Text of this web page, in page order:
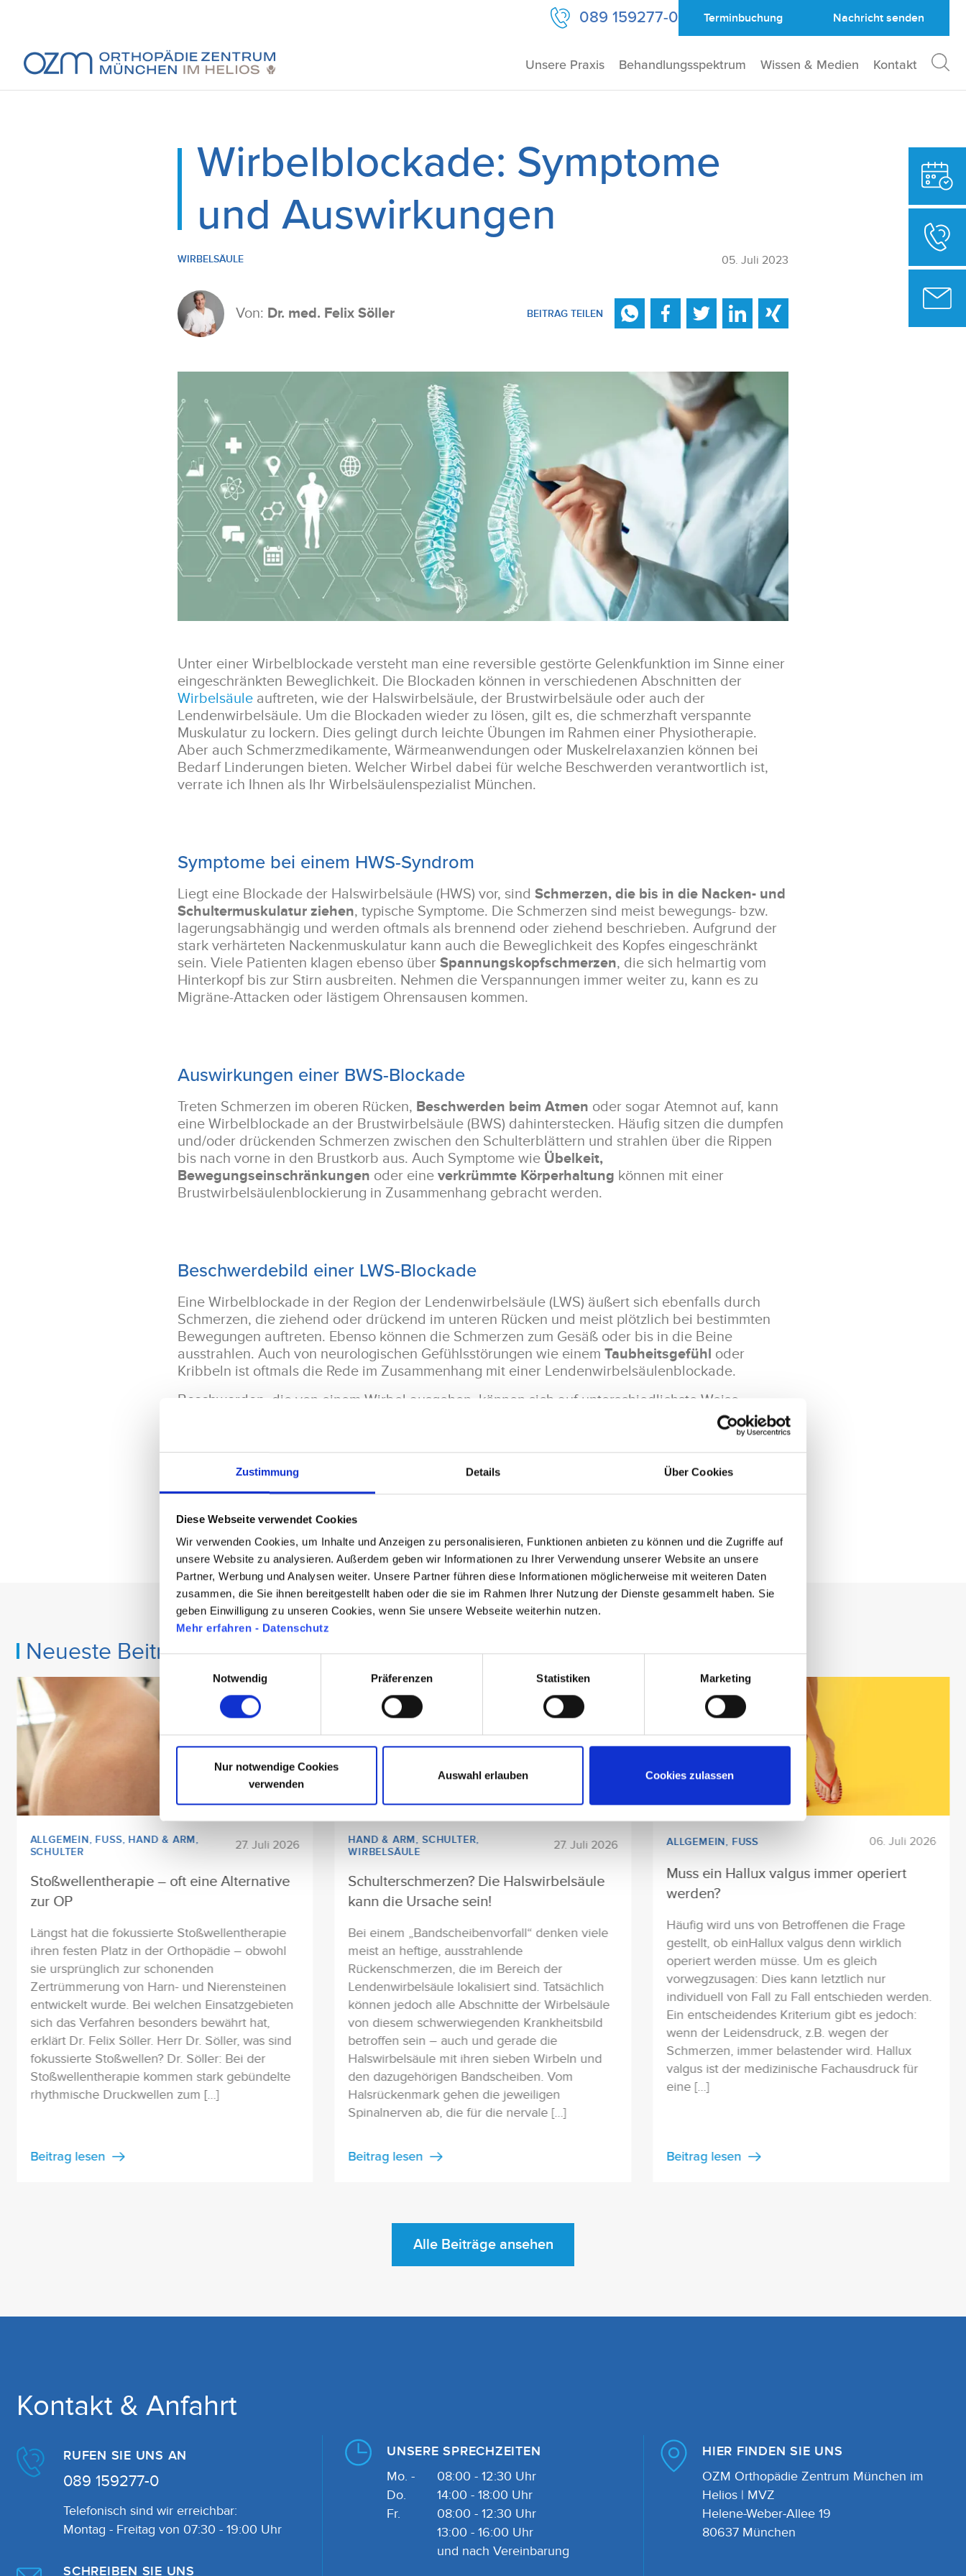
Zustimmung Details Über Cookies
Diese Webseite verwendet Cookies
Wir verwenden Cookies, um Inhalte und Anzeigen zu personalisieren, Funktionen anbieten zu können und die Zugriffe auf
unsere Website zu analysieren. Außerdem geben wir Informationen zu Ihrer Verwendung unserer Website an unsere
Partner, Werbung und Analysen weiter. Unsere Partner führen diese Informationen möglicherweise mit weiteren Daten
zusammen, die Sie ihnen bereitgestellt haben oder die sie im Rahmen Ihrer Nutzung der Dienste gesammelt haben. Sie
geben Einwilligung zu unseren Cookies, wenn Sie unsere Webseite weiterhin nutzen.
Mehr erfahren - Datenschutz
Einwilligungsauswahl
Notwendig
Präferenzen Statistiken Marketing
Nur notwendige Cookies
verwenden
Auswahl erlauben Cookies zulassen
Unsere Praxis Behandlungsspektrum Wissen & Medien Kontakt
Wirbelblockade: Symptome
und Auswirkungen
WIRBELSÄULE 05. Juli 2023
Von: Dr. med. Felix Söller BEITRAG TEILEN
Unter einer Wirbelblockade versteht man eine reversible gestörte Gelenkfunktion im Sinne einer
eingeschränkten Beweglichkeit. Die Blockaden können in verschiedenen Abschnitten der
Wirbelsäule auftreten, wie der Halswirbelsäule, der Brustwirbelsäule oder auch der
Lendenwirbelsäule. Um die Blockaden wieder zu lösen, gilt es, die schmerzhaft verspannte
Muskulatur zu lockern. Dies gelingt durch leichte Übungen im Rahmen einer Physiotherapie.
Aber auch Schmerzmedikamente, Wärmeanwendungen oder Muskelrelaxanzien können bei
Bedarf Linderungen bieten. Welcher Wirbel dabei für welche Beschwerden verantwortlich ist,
verrate ich Ihnen als Ihr Wirbelsäulenspezialist München.
Symptome bei einem HWS-Syndrom
Liegt eine Blockade der Halswirbelsäule (HWS) vor, sind Schmerzen, die bis in die Nacken- und
Schultermuskulatur ziehen, typische Symptome. Die Schmerzen sind meist bewegungs- bzw.
lagerungsabhängig und werden oftmals als brennend oder ziehend beschrieben. Aufgrund der
stark verhärteten Nackenmuskulatur kann auch die Beweglichkeit des Kopfes eingeschränkt
sein. Viele Patienten klagen ebenso über Spannungskopfschmerzen, die sich helmartig vom
Hinterkopf bis zur Stirn ausbreiten. Nehmen die Verspannungen immer weiter zu, kann es zu
Migräne-Attacken oder lästigem Ohrensausen kommen.
Auswirkungen einer BWS-Blockade
Treten Schmerzen im oberen Rücken, Beschwerden beim Atmen oder sogar Atemnot auf, kann
eine Wirbelblockade an der Brustwirbelsäule (BWS) dahinterstecken. Häufig sitzen die dumpfen
und/oder drückenden Schmerzen zwischen den Schulterblättern und strahlen über die Rippen
bis nach vorne in den Brustkorb aus. Auch Symptome wie Übelkeit,
Bewegungseinschränkungen oder eine verkrümmte Körperhaltung können mit einer
Brustwirbelsäulenblockierung in Zusammenhang gebracht werden.
Beschwerdebild einer LWS-Blockade
Eine Wirbelblockade in der Region der Lendenwirbelsäule (LWS) äußert sich ebenfalls durch
Schmerzen, die ziehend oder drückend im unteren Rücken und meist plötzlich bei bestimmten
Bewegungen auftreten. Ebenso können die Schmerzen zum Gesäß oder bis in die Beine
ausstrahlen. Auch von neurologischen Gefühlsstörungen wie einem Taubheitsgefühl oder
Kribbeln ist oftmals die Rede im Zusammenhang mit einer Lendenwirbelsäulenblockade.
Beschwerden, die von einem Wirbel ausgehen, können sich auf unterschiedlichste Weise
äußern. Wenn also auch Sie unter Schmerzen oder gar einer Blockade in diesem Bereich leiden,
gerne weiter.
Neueste Beiträge
ALLGEMEIN, FUSS , HAND & ARM,
SCHULTER
27. Juli 2026
Stoßwellentherapie – oft eine Alternative
zur OP
Längst hat die fokussierte Stoßwellentherapie
ihren festen Platz in der Orthopädie – obwohl
sie ursprünglich zur schonenden
Zertrümmerung von Harn- und Nierensteinen
entwickelt wurde. Bei welchen Einsatzgebieten
sich das Verfahren besonders bewährt hat,
erklärt Dr. Felix Söller. Herr Dr. Söller, was sind
fokussierte Stoßwellen? Dr. Söller: Bei der
Stoßwellentherapie kommen stark gebündelte
rhythmische Druckwellen zum […]
Beitrag lesen
HAND & ARM,SCHULTER,
WIRBELSÄULE
27. Juli 2026
Schulterschmerzen? Die Halswirbelsäule
kann die Ursache sein!
Bei einem „Bandscheibenvorfall“ denken viele
meist an heftige, ausstrahlende
Rückenschmerzen, die im Bereich der
Lendenwirbelsäule lokalisiert sind. Tatsächlich
können jedoch alle Abschnitte der Wirbelsäule
von diesem schwerwiegenden Krankheitsbild
betroffen sein – auch und gerade die
Halswirbelsäule mit ihren sieben Wirbeln und
den dazugehörigen Bandscheiben. Vom
Halsrückenmark gehen die jeweiligen
Spinalnerven ab, die für die nervale […]
Beitrag lesen
ALLGEMEIN, FUSS 06. Juli 2026
Muss ein Hallux valgus immer operiert
werden?
Häufig wird uns von Betroffenen die Frage
gestellt, ob einHallux valgus denn wirklich
operiert werden müsse. Um es gleich
vorwegzusagen: Dies kann letztlich nur
individuell von Fall zu Fall entschieden werden.
Ein entscheidendes Kriterium gibt es jedoch:
wenn der Leidensdruck, z.B. wegen der
Schmerzen, immer belastender wird. Hallux
valgus ist der medizinische Fachausdruck für
eine […]
Beitrag lesen
Alle Beiträge ansehen
Kontakt & Anfahrt
RUFEN SIE UNS AN
089 159277-0
Telefonisch sind wir erreichbar:
Montag - Freitag von 07:30 - 19:00 Uhr
SCHREIBEN SIE UNS
UNSERE SPRECHZEITEN
Mo. -
Do.
08:00 - 12:30 Uhr
14:00 - 18:00 Uhr
Fr.
08:00 - 12:30 Uhr
13:00 - 16:00 Uhr
und nach Vereinbarung
HIER FINDEN SIE UNS
OZM Orthopädie Zentrum München im
Helios | MVZ
Helene-Weber-Allee 19
80637 München
089 159277-0 Terminbuchung Nachricht senden